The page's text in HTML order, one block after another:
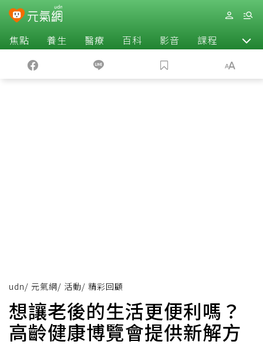
焦點 養生 醫療 百科 影音 課程 退休
udn/ 元氣網/ 活動/ 精彩回顧
想讓老後的生活更便利嗎？
高齡健康博覽會提供新解方